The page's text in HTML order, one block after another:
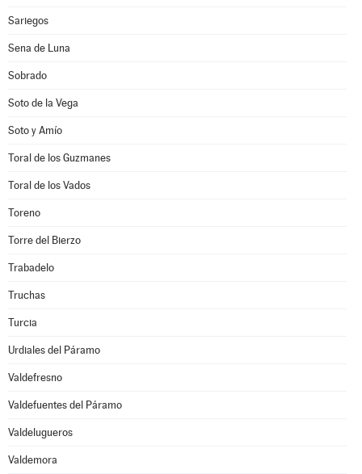
Sariegos
Sena de Luna
Sobrado
Soto de la Vega
Soto y Amío
Toral de los Guzmanes
Toral de los Vados
Toreno
Torre del Bierzo
Trabadelo
Truchas
Turcia
Urdiales del Páramo
Valdefresno
Valdefuentes del Páramo
Valdelugueros
Valdemora